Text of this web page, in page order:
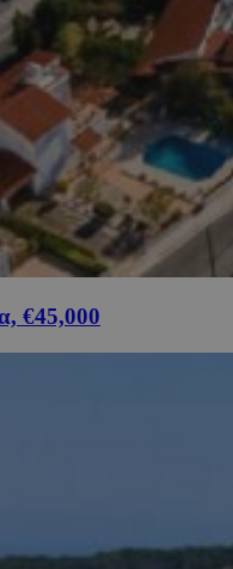
€45,000